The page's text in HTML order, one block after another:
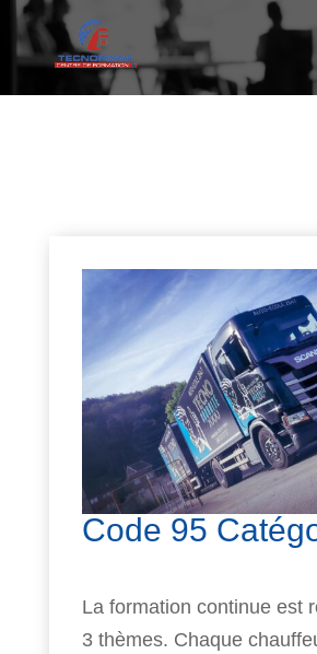
Code 95
La formation continue est
3 thèmes. Chaque